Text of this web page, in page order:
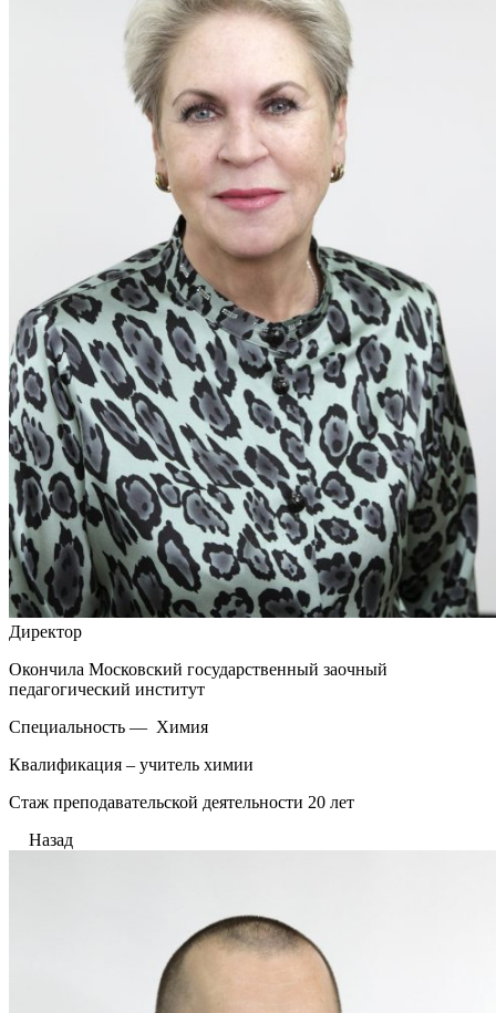
Директор
Окончила Московский государственный заочный
педагогический институт
Специальность — Химия
Квалификация – учитель химии
Стаж преподавательской деятельности 20 лет
Назад